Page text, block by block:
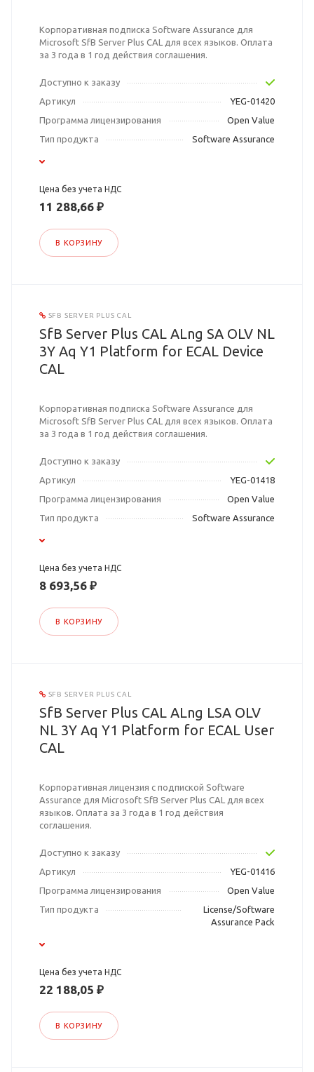
Корпоративная подписка Software Assurance для
Microsoft SfB Server Plus CAL для всех языков. Оплата
за 3 года в 1 год действия соглашения.
Доступно к заказу
Артикул
YEG-01420
Программа лицензирования
Open Value
Тип продукта
Software Assurance
Цена без учета НДС
11 288,66 ₽
В КОРЗИНУ
SFB SERVER PLUS CAL
SfB Server Plus CAL ALng SA OLV NL
3Y Aq Y1 Platform for ECAL Device
CAL
Корпоративная подписка Software Assurance для
Microsoft SfB Server Plus CAL для всех языков. Оплата
за 3 года в 1 год действия соглашения.
Доступно к заказу
Артикул
YEG-01418
Программа лицензирования
Open Value
Тип продукта
Software Assurance
Цена без учета НДС
8 693,56 ₽
В КОРЗИНУ
SFB SERVER PLUS CAL
SfB Server Plus CAL ALng LSA OLV
NL 3Y Aq Y1 Platform for ECAL User
CAL
Корпоративная лицензия с подпиской Software
Assurance для Microsoft SfB Server Plus CAL для всех
языков. Оплата за 3 года в 1 год действия
соглашения.
Доступно к заказу
Артикул
YEG-01416
Программа лицензирования
Open Value
Тип продукта
License/Software
Assurance Pack
Цена без учета НДС
22 188,05 ₽
В КОРЗИНУ